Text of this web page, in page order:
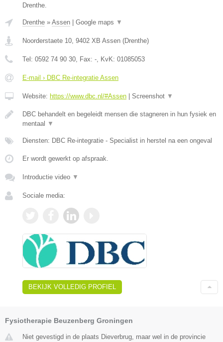
Drenthe.
Drenthe » Assen Google maps ▼
Noorderstaete 10 9402 XB Assen (Drenthe)
Tel: 0592 74 90 30 , Fax: - , KvK: 01085053
E-mail › DBC Re-integratie Assen
Website: https://www.dbc.nl/#Assen Screenshot ▼
DBC behandelt en begeleidt mensen die stagneren in hun fysiek en
mentaal
▼
Diensten: DBC Re-integratie - Specialist in herstel na een ongeval
Er wordt gewerkt op afspraak.
Introductie video ▼
Sociale media:
BEKIJK VOLLEDIG PROFIEL
Fysiotherapie Beuzenberg Groningen
Niet gevestigd in de plaats Dieverbrug, maar wel in de provincie